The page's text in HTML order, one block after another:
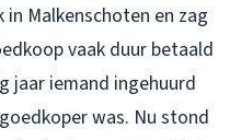
Malkenschoten en zag
vaak duur betaald
jaar iemand ingehuurd
was. Nu stond